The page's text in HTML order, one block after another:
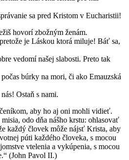
sa pred Kristom v Eucharistii!
hovorí zbožným ženám.
je Láskou ktorá miluje! Báť sa,
vedomí našej slabosti. Preto tak
búrky na mori, či ako Emauzská
Ostaň s nami.
aby ho aj oni mohli vidieť.
odo dňa nášho krstu: ohlasovať
každý človek môže nájsť Krista, aby
púti každého človeka, s mocou
vtelenia a vykúpenia, s mocou
(John Pavol II.)